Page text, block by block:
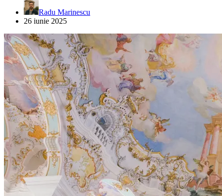
Radu Marinescu
26 iunie 2025